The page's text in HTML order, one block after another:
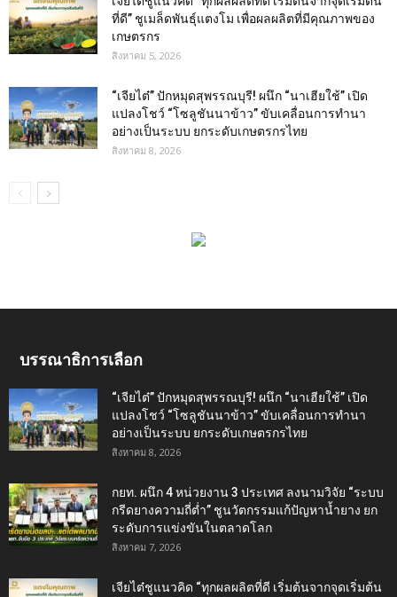
ที่ดี” ชูเมล็ดพันธุ์แตงโม เพื่อผลผลิตที่มีคุณภาพของ
เกษตรกร
สิงหาคม 5, 2026
“เจียไต๋” ปักหมุดสุพรรณบุรี! ผนึก “นาเฮียใช้” เปิด
แปลงโชว์ “โซลูชันนาข้าว” ขับเคลื่อนการทำนา
อย่างเป็นระบบ ยกระดับเกษตรกรไทย
สิงหาคม 8, 2026
บรรณาธิการเลือก
“เจียไต๋” ปักหมุดสุพรรณบุรี! ผนึก “นาเฮียใช้” เปิด
แปลงโชว์ “โซลูชันนาข้าว” ขับเคลื่อนการทำนา
อย่างเป็นระบบ ยกระดับเกษตรกรไทย
สิงหาคม 8, 2026
กยท. ผนึก 4 หน่วยงาน 3 ประเทศ ลงนามวิจัย “ระบบ
กรีดยางความถี่ต่ำ” ชูนวัตกรรมแก้ปัญหาน้ำยาง ยก
ระดับการแข่งขันในตลาดโลก
สิงหาคม 7, 2026
เจียไต๋ชูแนวคิด “ทุกผลผลิตที่ดี เริ่มต้นจากจุดเริ่มต้น